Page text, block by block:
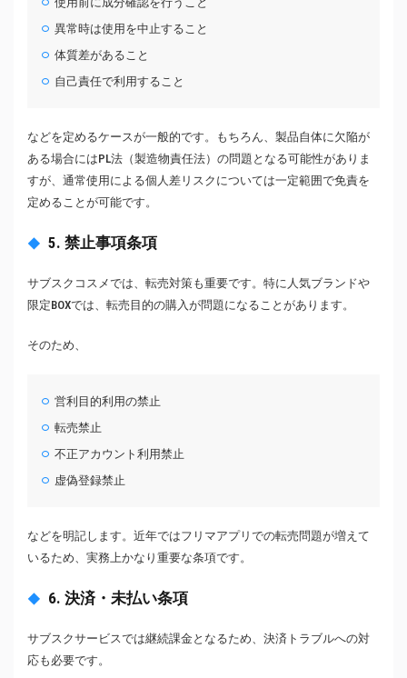
異常時は使用を中止すること
体質差があること
自己責任で利用すること
などを定めるケースが一般的です。もちろん、製品自体に欠陥が
ある場合にはPL法（製造物責任法）の問題となる可能性がありま
すが、通常使用による個人差リスクについては一定範囲で免責を
定めることが可能です。
5. 禁止事項条項
サブスクコスメでは、転売対策も重要です。特に人気ブランドや
限定BOXでは、転売目的の購入が問題になることがあります。
そのため、
営利目的利用の禁止
転売禁止
不正アカウント利用禁止
虚偽登録禁止
などを明記します。近年ではフリマアプリでの転売問題が増えて
いるため、実務上かなり重要な条項です。
6. 決済・未払い条項
サブスクサービスでは継続課金となるため、決済トラブルへの対
応も必要です。